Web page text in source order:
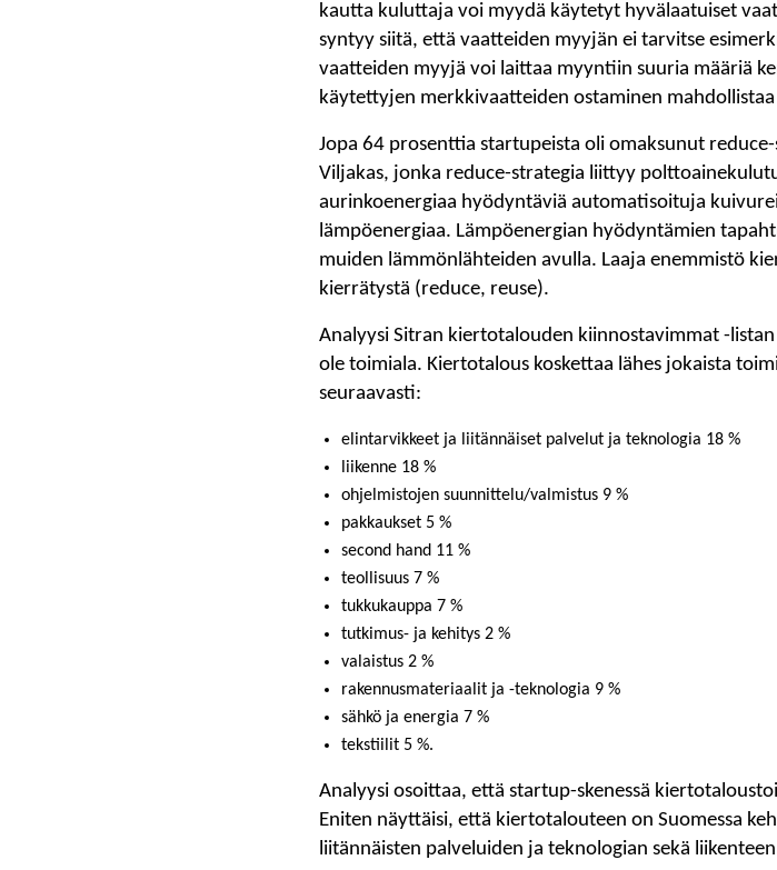
kautta kuluttaja voi myydä käytetyt hyvälaatuiset
syntyy siitä, että vaatteiden myyjän ei tarvitse
vaatteiden myyjä voi laittaa myyntiin suuria määriä
käytettyjen merkkivaatteiden ostaminen mahdollistaa
Jopa 64 prosenttia startupeista oli omaksunut
Viljakas, jonka reduce-strategia liittyy
aurinkoenergiaa hyödyntäviä automatisoituja
lämpöenergiaa. Lämpöenergian hyödyntämien
muiden lämmönlähteiden avulla. Laaja enemmistö
kierrätystä (reduce, reuse).
Analyysi Sitran kiertotalouden kiinnostavimmat -
ole toimiala. Kiertotalous koskettaa lähes jokaista
seuraavasti:
elintarvikkeet ja liitännäiset palvelut ja teknologia 18 %
liikenne 18 %
ohjelmistojen suunnittelu/valmistus 9 %
pakkaukset 5 %
second hand 11 %
teollisuus 7 %
tukkukauppa 7 %
tutkimus- ja kehitys 2 %
valaistus 2 %
rakennusmateriaalit ja -teknologia 9 %
sähkö ja energia 7 %
tekstiilit 5 %.
Analyysi osoittaa, että startup-skenessä
Eniten näyttäisi, että kiertotalouteen on Suomessa
liitännäisten palveluiden ja teknologian sekä